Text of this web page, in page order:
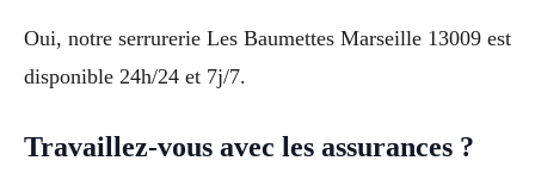
Oui, notre serrurerie Les Baumettes Marseille 13009 est
disponible 24h/24 et 7j/7.
Travaillez-vous avec les assurances ?